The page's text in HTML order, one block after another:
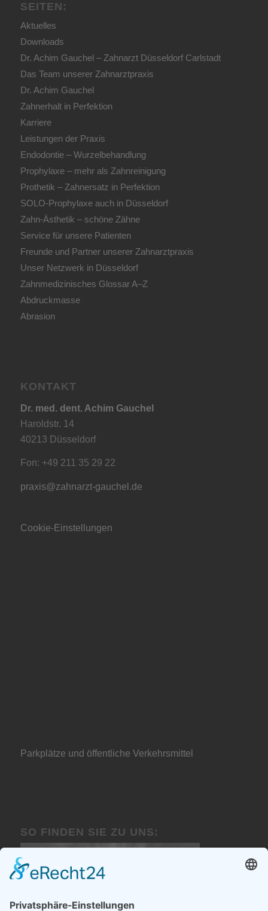
SEITEN:
Aktuelles
Downloads
Dr. Achim Gauchel – Zahnarzt Düsseldorf Carlstadt
Das Team unserer Zahnarztpraxis
Dr. Achim Gauchel
Zahnerhalt in Perfektion
Karriere
Leistungen der Praxis
Endodontie – Wurzelbehandlung
Prophylaxe – mehr als Zahnreinigung
Prothetik – Zahnersatz in Perfektion
SOLO-Prophylaxe auch in Düsseldorf
Zahn-Ästhetik – schöne Zähne
Service für unsere Patienten
Freunde und Partner unserer Zahnarztpraxis
Unser Netzwerk in Düsseldorf
Zahnmedizinisches Glossar A–Z
Abdruckmasse
Abrasion
KONTAKT
Dr. med. dent. Achim Gauchel
Haroldstr. 14
40213 Düsseldorf
Fon: +49 211 35 29 22
praxis@zahnarzt-gauchel.de
Cookie-Einstellungen
Parkplätze und öffentliche Verkehrsmittel
SO FINDEN SIE ZU UNS: